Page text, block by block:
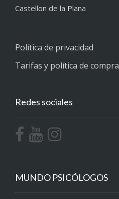
Castellon de la Plana
Política de privacidad
Tarifas y política de compra
Redes sociales
MUNDO PSICÓLOGOS